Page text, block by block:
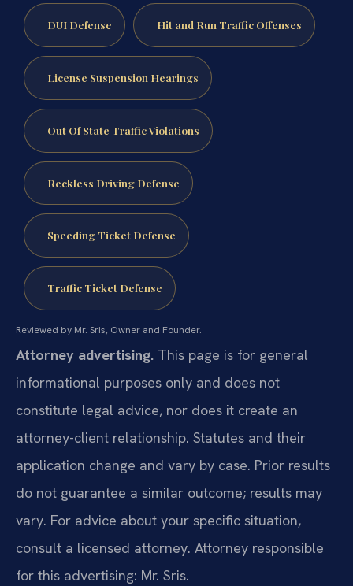
DUI Defense Hit and Run Traffic Offenses
License Suspension Hearings
Out Of State Traffic Violations
Reckless Driving Defense
Speeding Ticket Defense
Traffic Ticket Defense
Reviewed by Mr. Sris, Owner and Founder.
Attorney advertising. This page is for general
informational purposes only and does not
constitute legal advice, nor does it create an
attorney-client relationship. Statutes and their
application change and vary by case. Prior results
do not guarantee a similar outcome; results may
vary. For advice about your specific situation,
consult a licensed attorney. Attorney responsible
for this advertising: Mr. Sris.